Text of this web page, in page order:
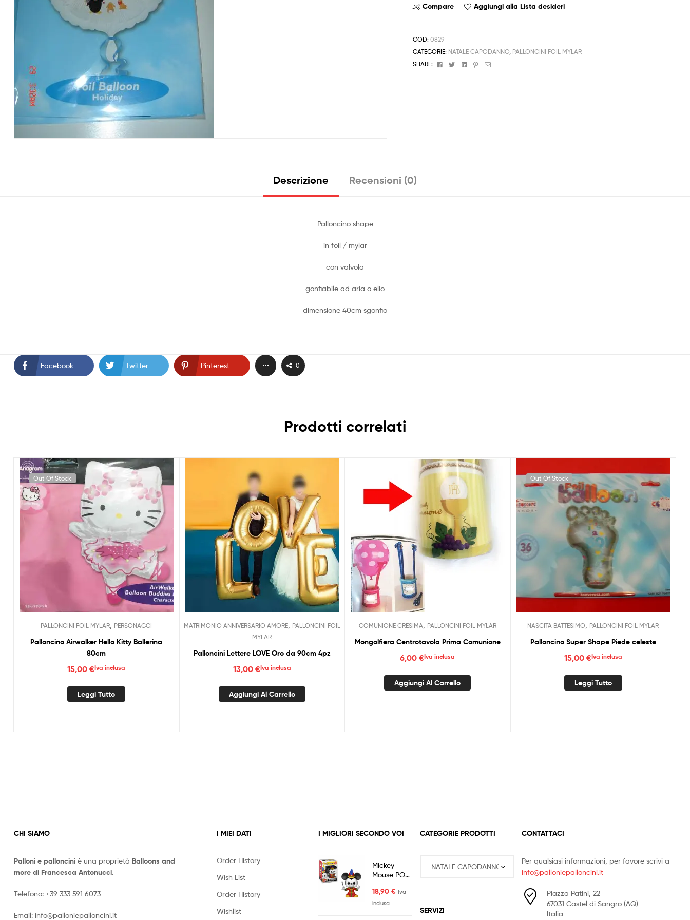
quantità
Compare Aggiungi alla Lista desideri
COD:0829
CATEGORIE: NATALE CAPODANNO PALLONCINI FOIL MYLAR
SHARE:
FacebookTwitterLinkedinPinterest
Email
Descrizione Recensioni (0)
Palloncino shape
in foil / mylar
con valvola
gonfiabile ad aria o elio
dimensione 40cm sgonfio
Facebook Twitter Pinterest 0
Prodotti correlati
Out Of Stock
PALLONCINI FOIL MYLAR PERSONAGGI
Palloncino Airwalker Hello Kitty Ballerina
80cm
15,00€Iva inclusa
Leggi Tutto
MATRIMONIO ANNIVERSARIO AMORE, PALLONCINI FOIL
MYLAR
Palloncini Lettere LOVE Oro da 90cm 4pz
13,00 €Iva inclusa
Aggiungi Al Carrello
COMUNIONE CRESIMA PALLONCINI FOIL MYLAR
Mongolfiera Centrotavola Prima Comunione
6,00€Iva inclusa
Aggiungi Al Carrello
Out Of Stock
NASCITA BATTESIMO PALLONCINI FOIL MYLAR
Palloncino Super Shape Piede celeste
15,00 €Iva inclusa
Leggi Tutto
CHI SIAMO
Palloni e palloncini è una proprietà Balloons and
more di Francesca Antonucci.
Telefono: +39 333 591 6073
Email: info@palloniepalloncini.it
I MIEI DATI
Order History
Wish List
Order History
Wishlist
I MIGLIORI SECONDO VOI
Mickey
Mouse POP!
Anniversario
Topolino
18,90€ Iva
inclusa
CATEGORIE PRODOTTI
SERVIZI
CONTATTACI
Per qualsiasi informazioni, per favore scrivi a
info@palloniepalloncini.it
Piazza Patini, 22
67031 Castel di Sangro (AQ)
Italia